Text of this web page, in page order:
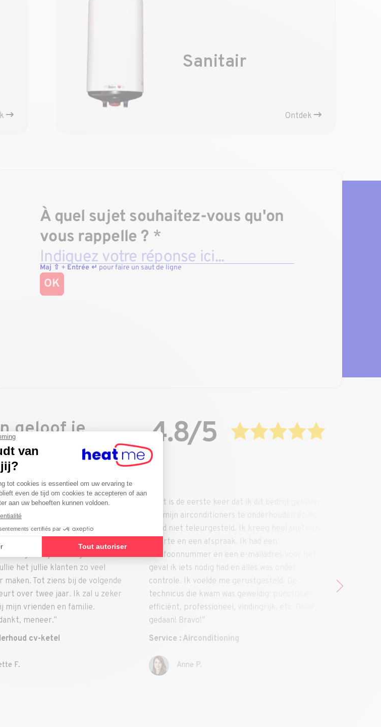
Sanitair
Ontdek
geloof je
“Het is de eerste keer dat ik dit bedrijf gebruik
om mijn airconditioners te onderhouden en ik
werd niet teleurgesteld. Ik kreeg heel snel een
offerte en een afspraak. Ik had een
telefoonnummer en een e-mailadres voor het
geval ik iets nodig had en alles was onder
controle. Ik voelde me gerustgesteld. De
technicus die kwam was geweldig: punctueel,
efficiënt, professioneel, vindingrijk, etc. Goed
gedaan! Bravo!”
Service : Airconditioning
“Zeer professionele service.
Nooit verrassingen na meerdere
met hen.
Ik beveel het aan!”
Service : Ketelreparaties